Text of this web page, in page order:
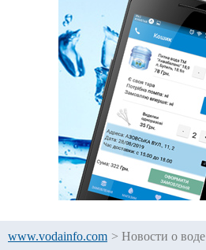
www.vodainfo.com > Новости о воде